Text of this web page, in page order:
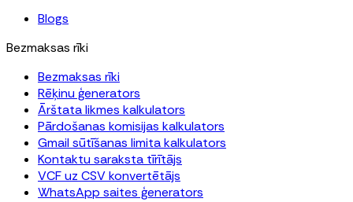
Blogs
Bezmaksas rīki
Bezmaksas rīki
Rēķinu ģenerators
Ārštata likmes kalkulators
Pārdošanas komisijas kalkulators
Gmail sūtīšanas limita kalkulators
Kontaktu saraksta tīrītājs
VCF uz CSV konvertētājs
WhatsApp saites ģenerators